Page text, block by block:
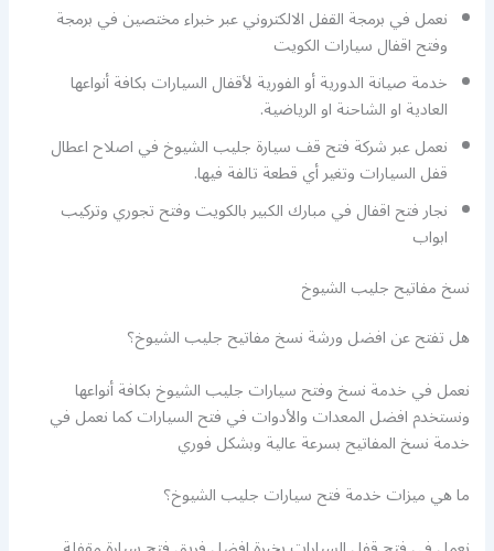
نعمل في برمجة القفل الالكتروني عبر خبراء مختصين في برمجة
وفتح اقفال سيارات الكويت
خدمة صيانة الدورية أو الفورية لأقفال السيارات بكافة أنواعها
العادية او الشاحنة او الرياضية.
نعمل عبر شركة فتح قف سيارة جليب الشيوخ في اصلاح اعطال
قفل السيارات وتغير أي قطعة تالفة فيها.
نجار فتح اقفال في مبارك الكبير بالكويت وفتح تجوري وتركيب
ابواب
نسخ مفاتيح جليب الشيوخ
هل تفتح عن افضل ورشة نسخ مفاتيح جليب الشيوخ؟
نعمل في خدمة نسخ وفتح سيارات جليب الشيوخ بكافة أنواعها
ونستخدم افضل المعدات والأدوات في فتح السيارات كما نعمل في
خدمة نسخ المفاتيح بسرعة عالية وبشكل فوري
ما هي ميزات خدمة فتح سيارات جليب الشيوخ؟